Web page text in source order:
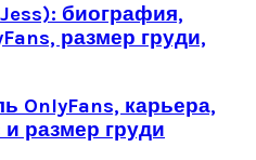
биография,
размер груди,
OnlyFans, карьера,
размер груди